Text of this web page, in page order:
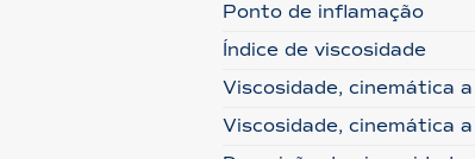
Ponto de inflamação
Índice de viscosidade
Viscosidade, cinemática a
Viscosidade, cinemática